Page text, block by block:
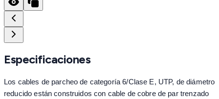
Especificaciones
Los cables de parcheo de categoría 6/Clase E, UTP, de diámetro
reducido están construidos con cable de cobre de par trenzado